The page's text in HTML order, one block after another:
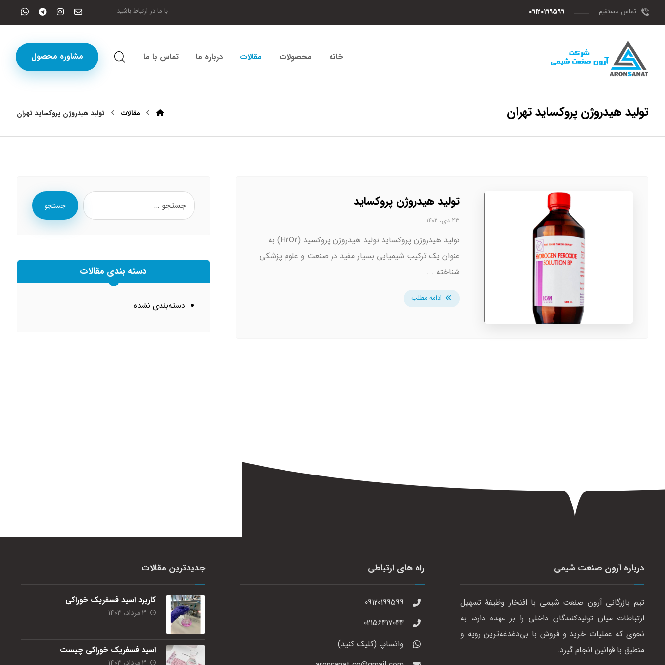
تماس مستقیم ۰۹۱۲۰۱۹۹۵۹۹ با ما در ارتباط باشید
مشاوره محصول خانه محصولات مقالات درباره ما تماس با ما
تولید هیدروژن پروکساید تهران مقالات تولید هیدروژن پروکساید تهران
تولید هیدروژن پروکساید
۲۳ دی، ۱۴۰۲
تولید هیدروژن پروکساید تولید هیدروژن پروکسید (H2O2) به
عنوان یک ترکیب شیمیایی بسیار مفید در صنعت و علوم پزشکی
شناخته ...
ادامه مطلب
جستجو
دسته بندی مقالات
دسته‌بندی نشده
درباره آرون صنعت شیمی
تیم بازرگانی آرون صنعت شیمی با افتخار وظیفهٔ تسهیل
ارتباطات میان تولیدکنندگان داخلی را بر عهده دارد، به
نحوی که عملیات خرید و فروش با بی‌دغدغه‌ترین رویه و
منطبق با قوانین انجام گیرد.
راه های ارتباطی
09120199599
02156417044
واتساپ (کلیک کنید)
جدیدترین مقالات
کاربرد اسید فسفریک خوراکی
۳ مرداد، ۱۴۰۳
اسید فسفریک خوراکی چیست
۳ مرداد، ۱۴۰۳